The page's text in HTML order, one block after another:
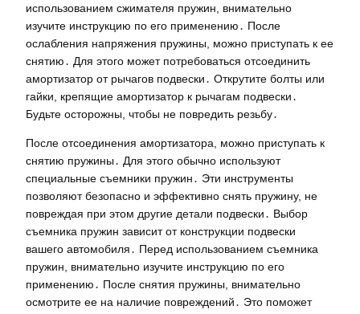
использованием сжимателя пружин, внимательно
изучите инструкцию по его применению․ После
ослабления напряжения пружины, можно приступать к ее
снятию․ Для этого может потребоваться отсоединить
амортизатор от рычагов подвески․ Открутите болты или
гайки, крепящие амортизатор к рычагам подвески․
Будьте осторожны, чтобы не повредить резьбу․
После отсоединения амортизатора, можно приступать к
снятию пружины․ Для этого обычно используют
специальные съемники пружин․ Эти инструменты
позволяют безопасно и эффективно снять пружину, не
повреждая при этом другие детали подвески․ Выбор
съемника пружин зависит от конструкции подвески
вашего автомобиля․ Перед использованием съемника
пружин, внимательно изучите инструкцию по его
применению․ После снятия пружины, внимательно
осмотрите ее на наличие повреждений․ Это поможет